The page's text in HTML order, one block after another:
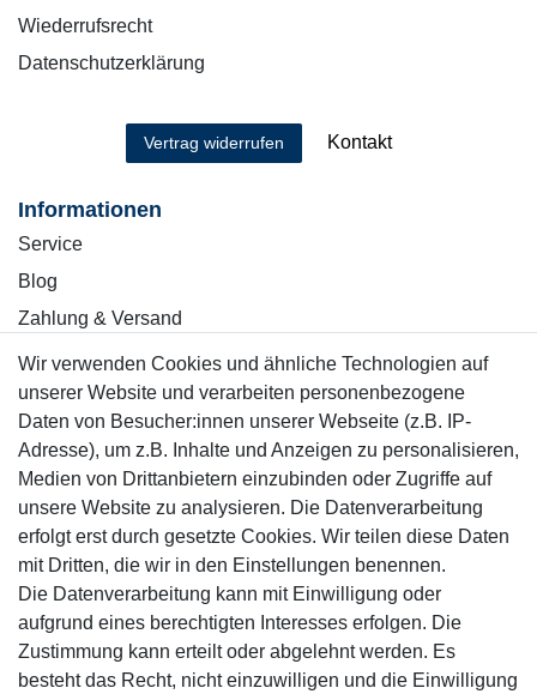
Wiederrufsrecht
Datenschutzerklärung
Vertrag widerrufen Kontakt
Informationen
Service
Blog
Zahlung & Versand
Sicher einkaufen
Mitglied
Motor-Fit
Wir verwenden Cookies und ähnliche Technologien auf
unserer Website und verarbeiten personenbezogene
Daten von Besucher:innen unserer Webseite (z.B. IP-
Adresse), um z.B. Inhalte und Anzeigen zu personalisieren,
Medien von Drittanbietern einzubinden oder Zugriffe auf
unsere Website zu analysieren. Die Datenverarbeitung
erfolgt erst durch gesetzte Cookies. Wir teilen diese Daten
mit Dritten, die wir in den Einstellungen benennen.
Die Datenverarbeitung kann mit Einwilligung oder
aufgrund eines berechtigten Interesses erfolgen. Die
Zustimmung kann erteilt oder abgelehnt werden. Es
besteht das Recht, nicht einzuwilligen und die Einwilligung